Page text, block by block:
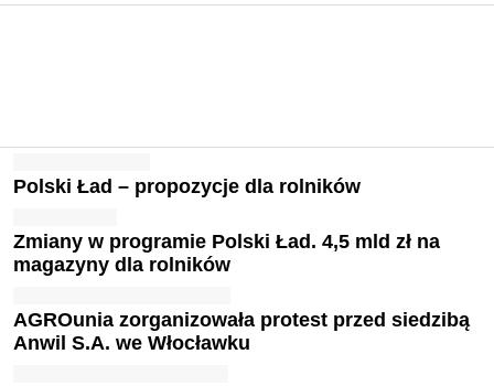
Polski Ład – propozycje dla rolników
Zmiany w programie Polski Ład. 4,5 mld zł na
magazyny dla rolników
AGROunia zorganizowała protest przed siedzibą
Anwil S.A. we Włocławku